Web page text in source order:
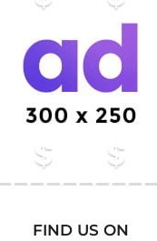
FIND US ON